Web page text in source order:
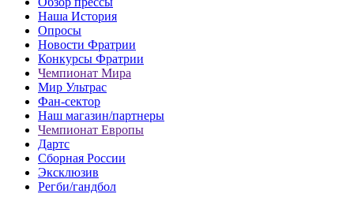
Наша История
Опросы
Новости Фратрии
Конкурсы Фратрии
Чемпионат Мира
Мир Ультрас
Фан-cектор
Наш магазин/партнеры
Чемпионат Европы
Дартс
Сборная России
Эксклюзив
Регби/гандбол